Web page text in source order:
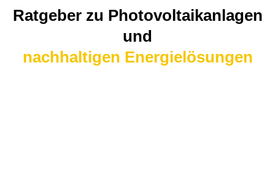
Ratgeber zu Photovoltaikanlagen
und
nachhaltigen Energielösungen